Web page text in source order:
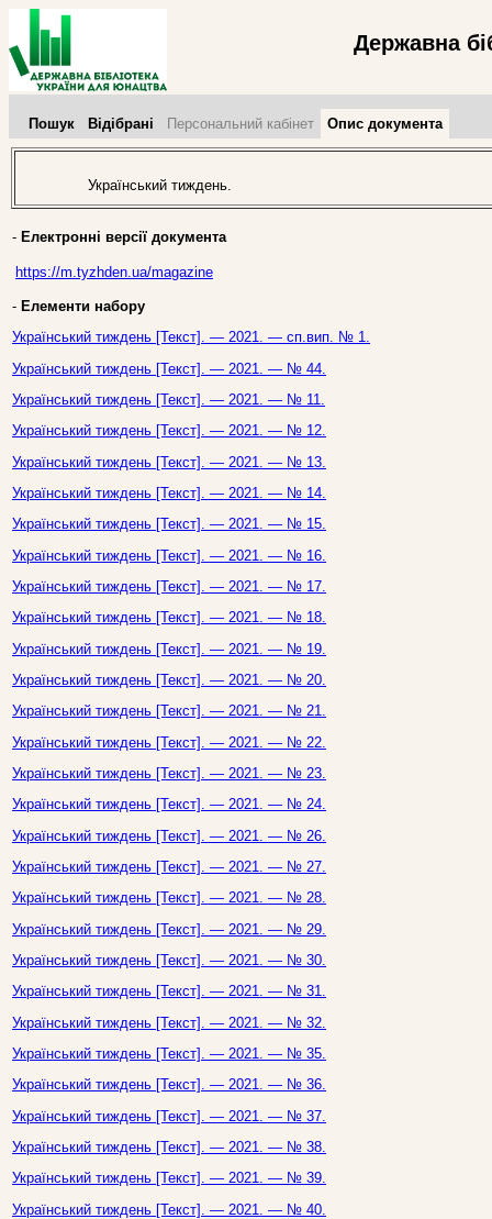
Державна
Пошук Відібрані Персональний кабінет Опис документа
Український тиждень.
- Електронні версії документа
https://m.tyzhden.ua/magazine
- Елементи набору
Український тиждень [Текст]. — 2021. — сп.вип. № 1.
Український тиждень [Текст]. — 2021. — № 44.
Український тиждень [Текст]. — 2021. — № 11.
Український тиждень [Текст]. — 2021. — № 12.
Український тиждень [Текст]. — 2021. — № 13.
Український тиждень [Текст]. — 2021. — № 14.
Український тиждень [Текст]. — 2021. — № 15.
Український тиждень [Текст]. — 2021. — № 16.
Український тиждень [Текст]. — 2021. — № 17.
Український тиждень [Текст]. — 2021. — № 18.
Український тиждень [Текст]. — 2021. — № 19.
Український тиждень [Текст]. — 2021. — № 20.
Український тиждень [Текст]. — 2021. — № 21.
Український тиждень [Текст]. — 2021. — № 22.
Український тиждень [Текст]. — 2021. — № 23.
Український тиждень [Текст]. — 2021. — № 24.
Український тиждень [Текст]. — 2021. — № 26.
Український тиждень [Текст]. — 2021. — № 27.
Український тиждень [Текст]. — 2021. — № 28.
Український тиждень [Текст]. — 2021. — № 29.
Український тиждень [Текст]. — 2021. — № 30.
Український тиждень [Текст]. — 2021. — № 31.
Український тиждень [Текст]. — 2021. — № 32.
Український тиждень [Текст]. — 2021. — № 35.
Український тиждень [Текст]. — 2021. — № 36.
Український тиждень [Текст]. — 2021. — № 37.
Український тиждень [Текст]. — 2021. — № 38.
Український тиждень [Текст]. — 2021. — № 39.
Український тиждень [Текст]. — 2021. — № 40.